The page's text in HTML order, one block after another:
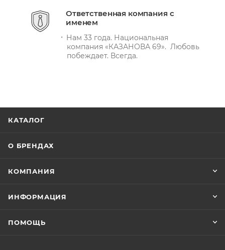
Ответственная компания с
именем
Нам 33 года. Национальная
компания «КАЗАНОВА 69». Любовь
побеждает. Всегда.
КАТАЛОГ
О БРЕНДАХ
КОМПАНИЯ
ИНФОРМАЦИЯ
ПОМОЩЬ